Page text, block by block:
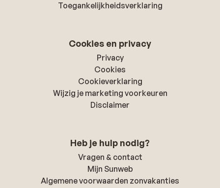
Toegankelijkheidsverklaring
Cookies en privacy
Privacy
Cookies
Cookieverklaring
Wijzig je marketing voorkeuren
Disclaimer
Heb je hulp nodig?
Vragen & contact
Mijn Sunweb
Algemene voorwaarden zonvakanties